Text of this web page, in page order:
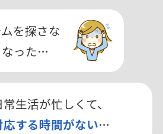
を探さな
なった…
常生活が忙しくて、
応する時間がない…